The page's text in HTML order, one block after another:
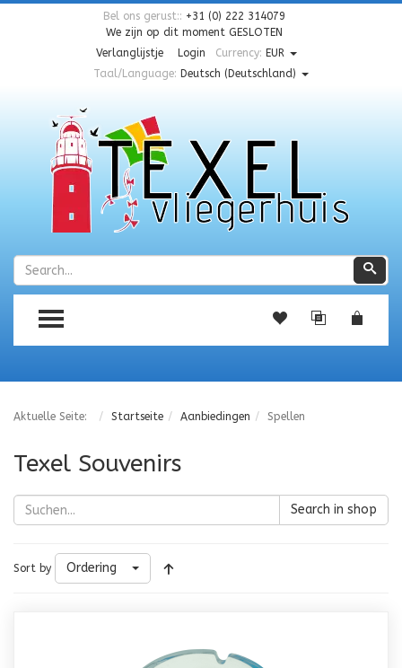
Bel ons gerust:: +31 (0) 222 314079
We zijn op dit moment GESLOTEN
Verlanglijstje
Login Currency: EUR
Taal/Language: Deutsch (Deutschland)
Zoeken
TOGGLE MENU
Aktuelle Seite: Startseite Aanbiedingen Spellen
Texel Souvenirs
Search in shop
Sort by Ordering